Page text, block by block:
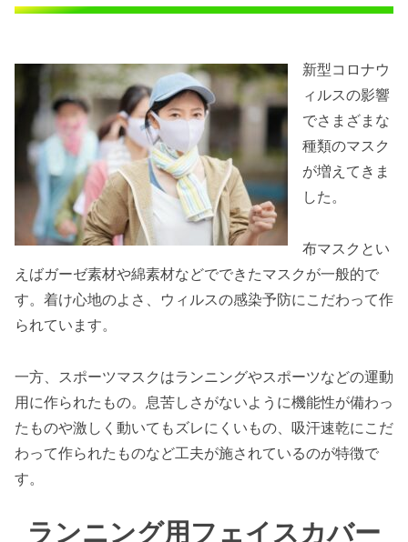
新型コロナウ
ィルスの影響
でさまざまな
種類のマスク
が増えてきま
した。
布マスクとい
えばガーゼ素材や綿素材などでできたマスクが一般的で
す。着け心地のよさ、ウィルスの感染予防にこだわって作
られています。
一方、スポーツマスクはランニングやスポーツなどの運動
用に作られたもの。息苦しさがないように機能性が備わっ
たものや激しく動いてもズレにくいもの、吸汗速乾にこだ
わって作られたものなど工夫が施されているのが特徴で
す。
ランニング用フェイスカバー